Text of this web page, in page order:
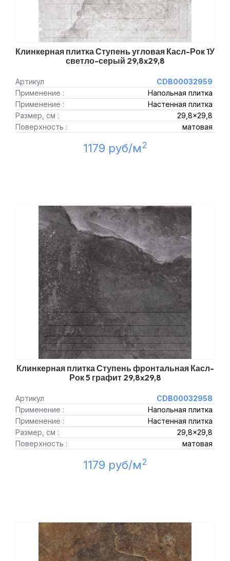
Клинкерная плитка Ступень угловая Касл-Рок 1У
светло-серый 29,8x29,8
Артикул
CDB00032959
Применение :
Напольная плитка
Применение :
Настенная плитка
Размер, см :
29,8x29,8
Поверхность :
матовая
1179 руб/м2
Клинкерная плитка Ступень фронтальная Касл-
Рок 5 графит 29,8x29,8
Артикул
CDB00032958
Применение :
Напольная плитка
Применение :
Настенная плитка
Размер, см :
29,8x29,8
Поверхность :
матовая
1179 руб/м2